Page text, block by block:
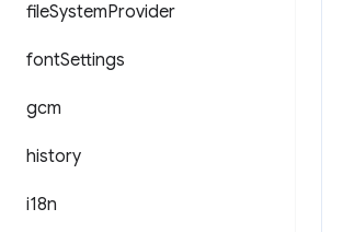
fileSystemProvider
fontSettings
gcm
history
i18n